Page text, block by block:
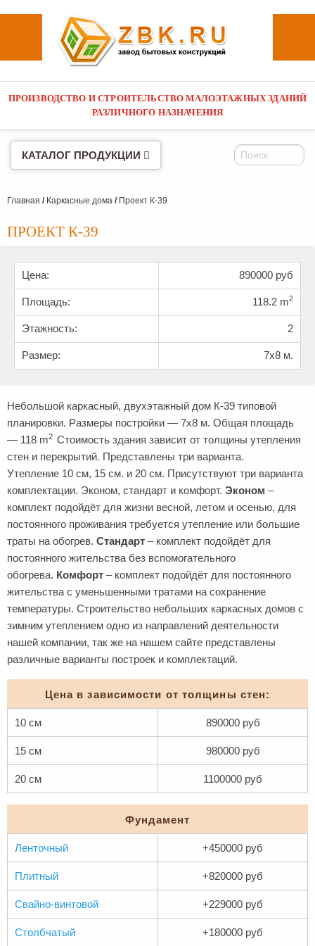
ПРОИЗВОДСТВО И СТРОИТЕЛЬСТВО МАЛОЭТАЖНЫХ ЗДАНИЙ
РАЗЛИЧНОГО НАЗНАЧЕНИЯ
г. Санкт-Петербург, адрес на карте
г. Москва, адрес на карте
КАТАЛОГ ПРОДУКЦИИ
Главная / Каркасные дома / Проект К-39
ПРОЕКТ К-39
Цена: 890000 руб
Площадь: 118.2 m2
Этажность: 2
Размер: 7x8 м.
Небольшой каркасный, двухэтажный дом К-39 типовой
планировки. Размеры постройки — 7х8 м. Общая площадь
— 118 m2 Стоимость здания зависит от толщины утепления
стен и перекрытий. Представлены три варианта.
Утепление 10 см, 15 см. и 20 см. Присутствуют три варианта
комплектации. Эконом, стандарт и комфорт. Эконом –
комплект подойдёт для жизни весной, летом и осенью, для
постоянного проживания требуется утепление или большие
траты на обогрев. Стандарт – комплект подойдёт для
постоянного жительства без вспомогательного
обогрева. Комфорт – комплект подойдёт для постоянного
жительства с уменьшенными тратами на сохранение
температуры. Строительство небольших каркасных домов с
зимним утеплением одно из направлений деятельности
нашей компании, так же на нашем сайте представлены
различные варианты построек и комплектаций.
Цена в зависимости от толщины стен:
10 см 890000 руб
15 см 980000 руб
20 см 1100000 руб
Фундамент
Ленточный +450000 руб
Плитный +820000 руб
Свайно-винтовой +229000 руб
Столбчатый +180000 руб